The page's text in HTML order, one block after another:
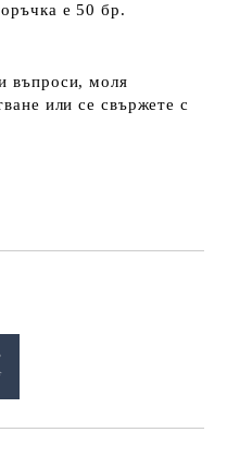
е 50 бр.
въпроси, моля
или се свържете с